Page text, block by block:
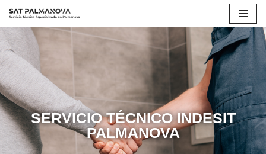
Saltar
al
contenido
SERVICIO TÉCNICO INDESIT
PALMANOVA